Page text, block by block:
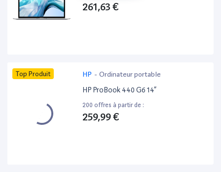
261,63 €
Top Produit HP - Ordinateur portable
HP ProBook 440 G6 14”
200 offres à partir de :
259,99 €